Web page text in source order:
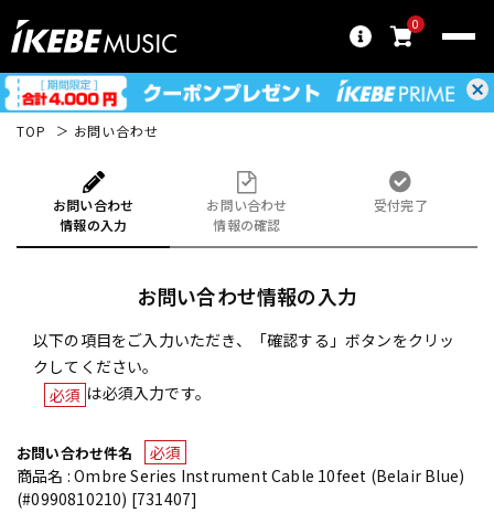
0
TOP お問い合わせ
お問い合わせ
情報の入力
お問い合わせ
情報の確認
受付完了
お問い合わせ情報の入力
以下の項目をご入力いただき、「確認する」ボタンをクリッ
クしてください。
必須 は必須入力です。
お問い合わせ件名
必須
商品名 : Ombre Series Instrument Cable 10feet (Belair Blue)
(#0990810210) [731407]